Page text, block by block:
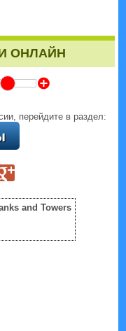
ОНЛАЙН
Z
перейдите в раздел:
and Towers